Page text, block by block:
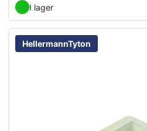
I lager
HellermannTyton